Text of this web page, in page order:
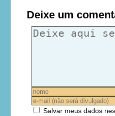
Deixe um
Salvar meus dados